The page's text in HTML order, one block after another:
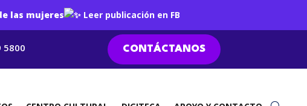
las mujeres Leer publicación en FB
5800 CONTÁCTANOS